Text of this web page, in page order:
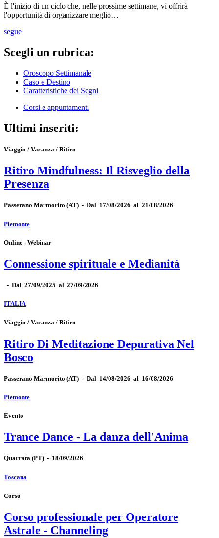
È l'inizio di un ciclo che, nelle prossime settimane, vi offrirà
l'opportunità di organizzare meglio…
segue
Scegli un rubrica:
Oroscopo Settimanale
Caso e Destino
Caratteristiche dei Segni
Corsi e appuntamenti
Ultimi inseriti:
Viaggio / Vacanza / Ritiro
Ritiro Mindfulness: Il Risveglio della
Presenza
Passerano Marmorito (AT) - Dal 17/08/2026 al 21/08/2026
Piemonte
Online - Webinar
Connessione spirituale e Medianità
- Dal 27/09/2025 al 27/09/2026
ITALIA
Viaggio / Vacanza / Ritiro
Ritiro Di Meditazione Depurativa Nel
Bosco
Passerano Marmorito (AT) - Dal 14/08/2026 al 16/08/2026
Piemonte
Evento
Trance Dance - La danza dell'Anima
Quarrata (PT) - 18/09/2026
Toscana
Corso
Corso professionale per Operatore
Astrale - Channeling